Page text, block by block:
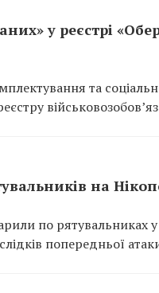
у реєстрі
та
на
по рятувальниках
попередньої